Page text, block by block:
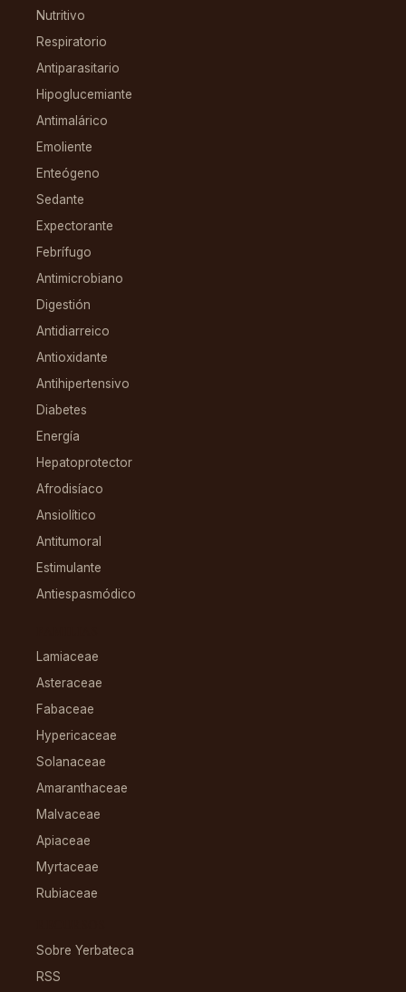
Nutritivo
Respiratorio
Antiparasitario
Hipoglucemiante
Antimalárico
Emoliente
Enteógeno
Sedante
Expectorante
Febrífugo
Antimicrobiano
Digestión
Antidiarreico
Antioxidante
Antihipertensivo
Diabetes
Energía
Hepatoprotector
Afrodisíaco
Ansiolítico
Antitumoral
Estimulante
Antiespasmódico
Lamiaceae
Asteraceae
Fabaceae
Hypericaceae
Solanaceae
Amaranthaceae
Malvaceae
Apiaceae
Myrtaceae
Rubiaceae
Sobre Yerbateca
RSS